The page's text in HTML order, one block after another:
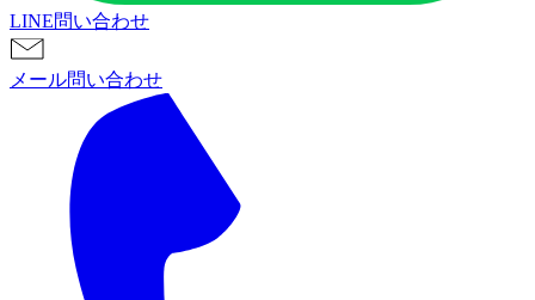
LINE問い合わせ
メール問い合わせ